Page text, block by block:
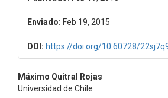
Enviado: Feb 19, 2015
DOI: https://doi.org/10.60728/
Contenido
Máximo Quitral Rojas
Universidad de Chile